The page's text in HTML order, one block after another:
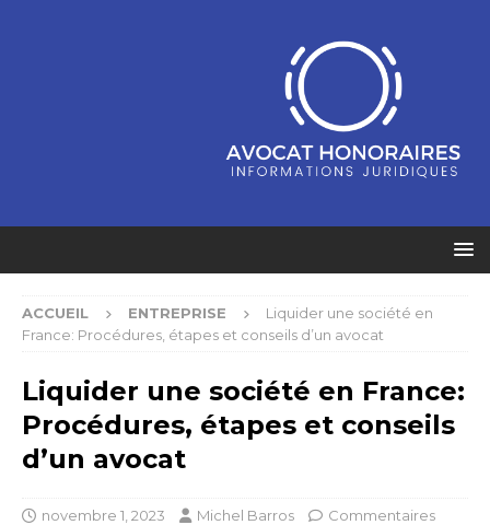
ACCUEIL ENTREPRISE
Liquider une société en
France: Procédures, étapes et conseils d’un avocat
Liquider une société en France:
Procédures, étapes et conseils
d’un avocat
novembre 1, 2023 Michel Barros
Commentaires